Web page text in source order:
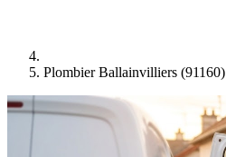
Plombier Ballainvilliers (91160)